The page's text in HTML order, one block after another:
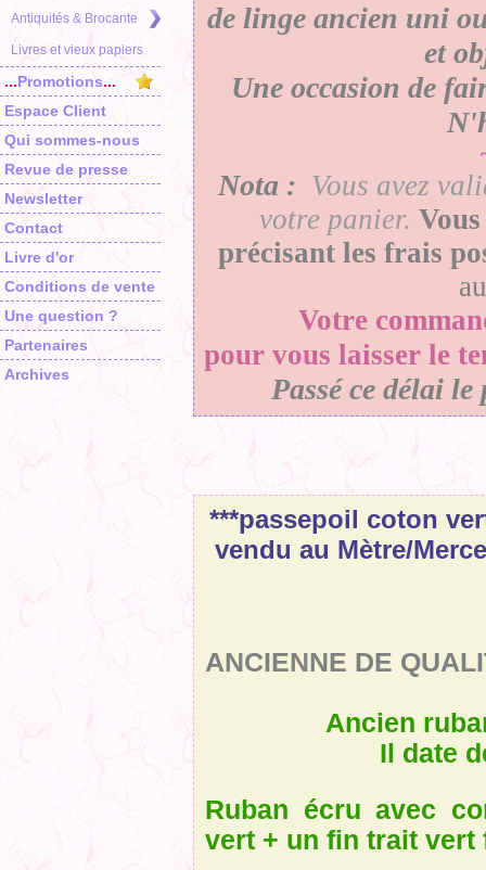
Antiquités & Brocante
Livres et vieux papiers
...Promotions...
Espace Client
Qui sommes-nous
Revue de presse
Newsletter
Contact
Livre d'or
Conditions de vente
Une question ?
Partenaires
Archives
de linge ancien uni
et
Une occasion de
Nota : Vous avez
votre panier.
précisant les frais
Votre
pour vous laisser le
Passé ce délai
***passepoil coton
vendu au Mètre/
ANCIENNE DE
Ancien ruban
Il date
Ruban écru avec
vert + un fin trait vert